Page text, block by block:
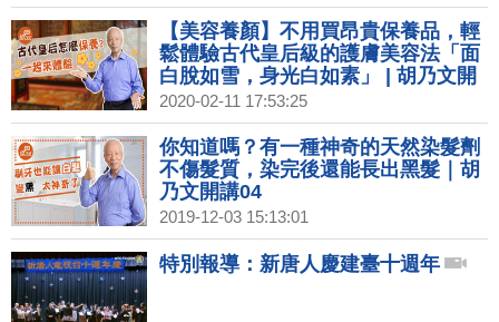
【美容養顏】不用買昂貴保養品，輕
鬆體驗古代皇后級的護膚美容法「面
白脫如雪，身光白如素」 | 胡乃文開
講02
2020-02-11 17:53:25
你知道嗎？有一種神奇的天然染髮劑
不傷髮質，染完後還能長出黑髮｜胡
乃文開講04
2019-12-03 15:13:01
特別報導：新唐人慶建臺十週年